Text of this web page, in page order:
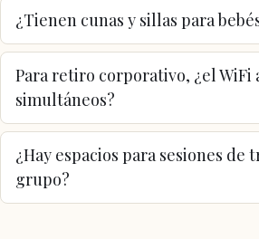
¿Tienen cunas y sillas para
Para retiro corporativo, ¿el WiFi
simultáneos?
¿Hay espacios para sesiones de
grupo?